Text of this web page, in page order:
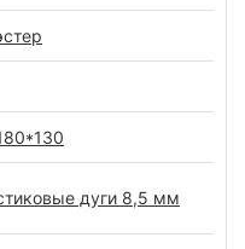
дуги 8,5 мм